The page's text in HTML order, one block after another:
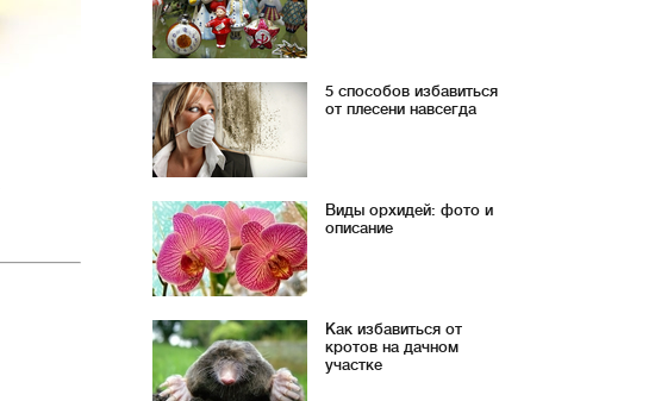
5 способов избавиться
от плесени навсегда
Виды орхидей: фото и
описание
Как избавиться от
кротов на дачном
участке